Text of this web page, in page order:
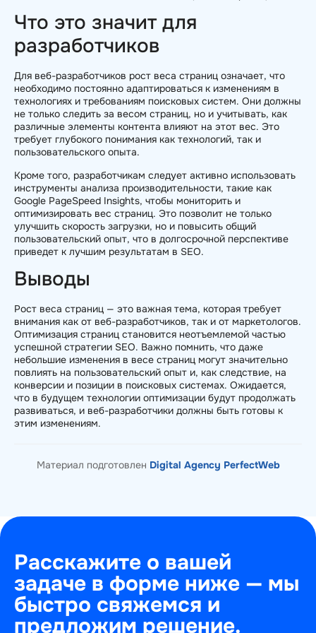
Что это значит для
разработчиков
Для веб-разработчиков рост веса страниц означает, что
необходимо постоянно адаптироваться к изменениям в
технологиях и требованиям поисковых систем. Они должны
не только следить за весом страниц, но и учитывать, как
различные элементы контента влияют на этот вес. Это
требует глубокого понимания как технологий, так и
пользовательского опыта.
Кроме того, разработчикам следует активно использовать
инструменты анализа производительности, такие как
Google PageSpeed Insights, чтобы мониторить и
оптимизировать вес страниц. Это позволит не только
улучшить скорость загрузки, но и повысить общий
пользовательский опыт, что в долгосрочной перспективе
приведет к лучшим результатам в SEO.
Выводы
Рост веса страниц — это важная тема, которая требует
внимания как от веб-разработчиков, так и от маркетологов.
Оптимизация страниц становится неотъемлемой частью
успешной стратегии SEO. Важно помнить, что даже
небольшие изменения в весе страниц могут значительно
повлиять на пользовательский опыт и, как следствие, на
конверсии и позиции в поисковых системах. Ожидается,
что в будущем технологии оптимизации будут продолжать
развиваться, и веб-разработчики должны быть готовы к
этим изменениям.
Материал подготовлен Digital Agency PerfectWeb
Расскажите о вашей
задаче в форме ниже — мы
быстро свяжемся и
предложим решение.